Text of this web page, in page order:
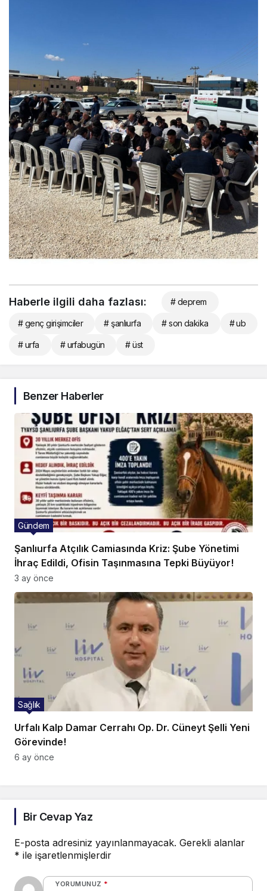
Haberle ilgili daha fazlası: # deprem
# genç girişimciler # şanlıurfa # son dakika # ub
# urfa # urfabugün # üst
Benzer Haberler
Şanlıurfa Atçılık Camiasında Kriz: Şube Yönetimi
İhraç Edildi, Ofisin Taşınmasına Tepki Büyüyor!
Gündem
3 ay önce
Urfalı Kalp Damar Cerrahı Op. Dr. Cüneyt Şelli Yeni
Görevinde!
Sağlık
6 ay önce
Bir Cevap Yaz
E-posta adresiniz yayınlanmayacak. Gerekli alanlar
* ile işaretlenmişlerdir
YORUMUNUZ *